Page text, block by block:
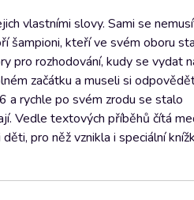
vlastními slovy. Sami se
kteří ve svém oboru
pro rozhodování, kudy se vydat
začátku a museli si
a rychle po svém zrodu se stalo
Vedle textových příběhů čítá
pro něž vznikla i speciální